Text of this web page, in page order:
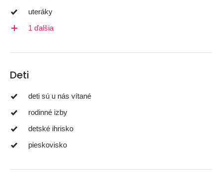
uteráky
1 ďalšia
Deti
deti sú u nás vítané
rodinné izby
detské ihrisko
pieskovisko